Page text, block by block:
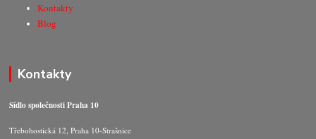
Kontakty
Blog
Kontakty
Sídlo společnosti Praha 10
Třebohostická 12, Praha 10-Strašnice